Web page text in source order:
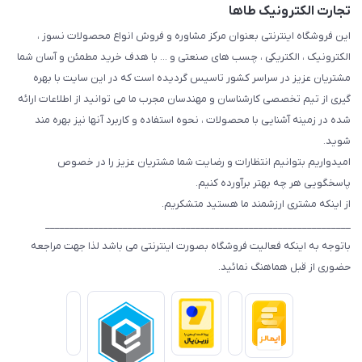
تجارت الکترونیک طاها
این فروشگاه اینترنتی بعنوان مرکز مشاوره و فروش انواع محصولات نسوز ،
الکترونیک ، الکتریکی ، چسب های صنعتی و ... با هدف خرید مطمئن و آسان شما
مشتریان عزیز در سراسر کشور تاسیس گردیده است که در این سایت با بهره
گیری از تیم تخصصی کارشناسان و مهندسان مجرب ما می توانید از اطلاعات ارائه
شده در زمینه آشنایی با محصولات ، نحوه استفاده و کاربرد آنها نیز بهره مند
شوید.
امیدواریم بتوانیم انتظارات و رضایت شما مشتریان عزیز را در خصوص
پاسخگویی هر چه بهتر برآورده کنیم.
از اینکه مشتری ارزشمند ما هستید متشکریم.
_______________________________________________________________
باتوجه به اینکه فعالیت فروشگاه بصورت اینترنتی می باشد لذا جهت مراجعه
حضوری از قبل هماهنگ نمائید.